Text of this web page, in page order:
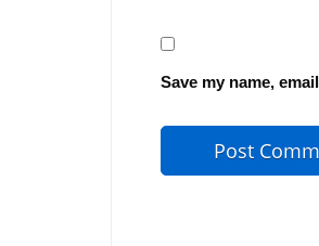
Save my name,